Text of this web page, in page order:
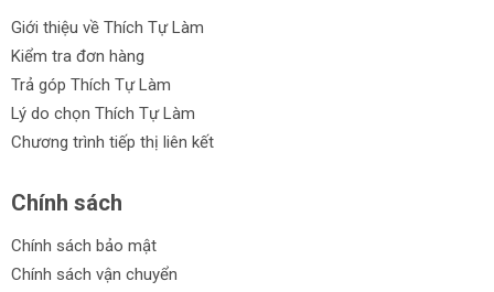
Giới thiệu về Thích Tự Làm
Kiểm tra đơn hàng
Trả góp Thích Tự Làm
Lý do chọn Thích Tự Làm
Chương trình tiếp thị liên kết
Chính sách
Chính sách bảo mật
Chính sách vận chuyển